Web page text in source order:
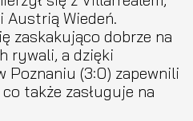
Austrią Wiedeń.
zaskakująco dobrze na
rywali, a dzięki
Poznaniu (3:0) zapewnili
także zasługuje na